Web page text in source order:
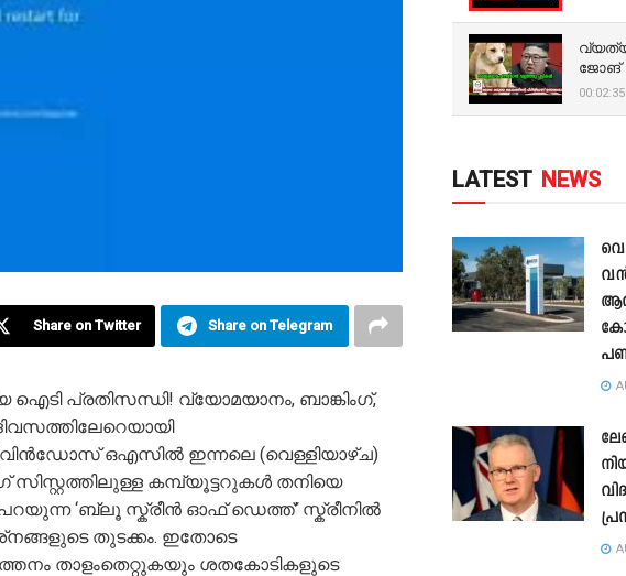
Share on Twitter Share on Telegram
പ്രതിസന്ധി! വ്യോമയാനം, ബാങ്കിംഗ്,
വിന്‍ഡോസ് ഒഎസില്‍ ഇന്നലെ (വെള്ളിയാഴ്‌ച)
സിസ്റ്റത്തിലുള്ള കമ്പ്യൂട്ടറുകൾ തനിയെ
‘ബ്ലൂ സ്ക്രീൻ ഓഫ് ഡെത്ത്’ സ്ക്രീനില്‍
തുടക്കം. ഇതോടെ
താളംതെറ്റുകയും ശതകോടികളുടെ
ജോങ്
00:02:35
LATEST NEWS